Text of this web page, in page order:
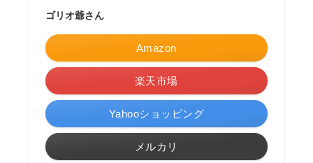
ゴリオ爺さん
Amazon
楽天市場
Yahooショッピング
メルカリ